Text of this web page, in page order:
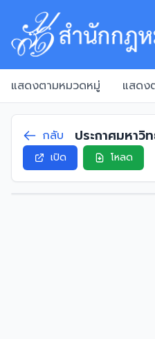
แสดงตามหมวดหมู่ แสดง
กลับ
ประกาศมหาวิ
นโยบายการบ
ประจำปีงบปร
เปิด โหลด